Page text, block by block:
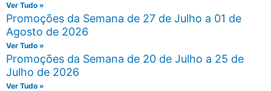
Ver Tudo »
Promoções da Semana de 27 de Julho a 01 de
Agosto de 2026
Ver Tudo »
Promoções da Semana de 20 de Julho a 25 de
Julho de 2026
Ver Tudo »